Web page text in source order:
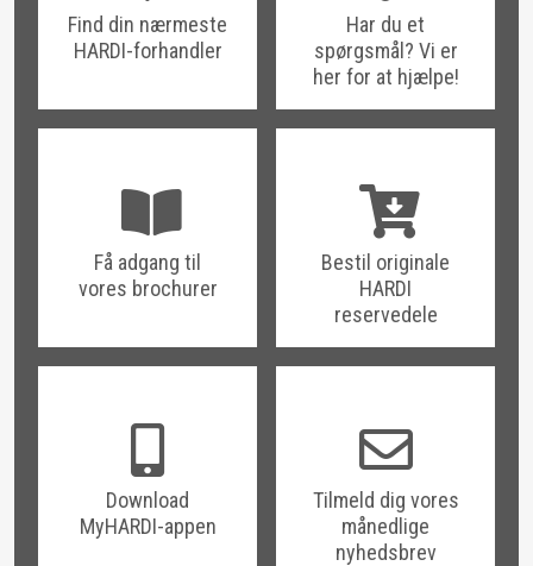
Find din nærmeste
HARDI-forhandler
Har du et
spørgsmål? Vi er
her for at hjælpe!
Få adgang til
vores brochurer
Bestil originale
HARDI
reservedele
Download
MyHARDI-appen
Tilmeld dig vores
månedlige
nyhedsbrev